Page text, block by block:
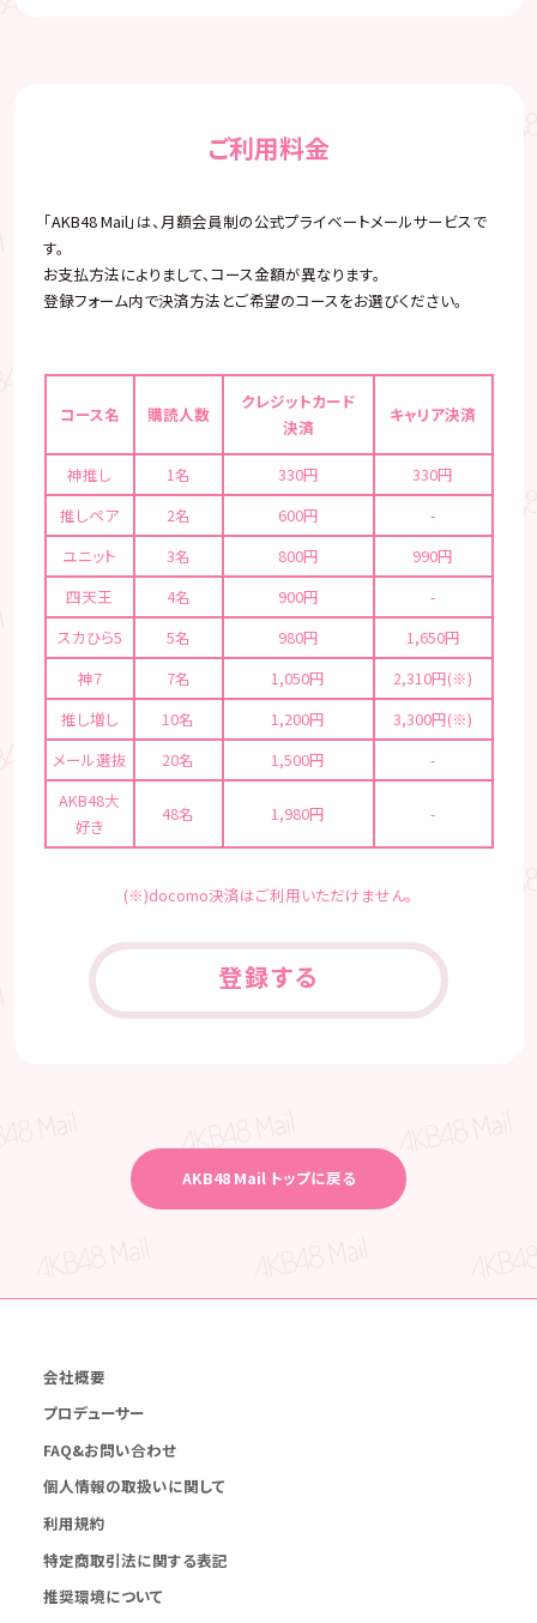
ご利用料金
「AKB48 Mail」は、月額会員制の公式プライベートメールサービスで
す。
お支払方法によりまして、コース金額が異なります。
登録フォーム内で決済方法とご希望のコースをお選びください。
コース名 購読人数
クレジットカード
決済
キャリア決済
神推し 1名 330円
330円
推しペア
2名 600円
-
ユニット
3名 800円
990円
四天王
4名 900円
-
スカひら5
5名 980円
1,650円
神7
7名 1,050円
2,310円(※)
推し増し
10名 1,200円
3,300円(※)
メール選抜
20名 1,500円
-
AKB48大
好き
48名 1,980円 -
(※)docomo決済はご利用いただけません。
登録する
AKB48 Mail トップに戻る
会社概要
プロデューサー
FAQ&お問い合わせ
個人情報の取扱いに関して
利用規約
特定商取引法に関する表記
推奨環境について